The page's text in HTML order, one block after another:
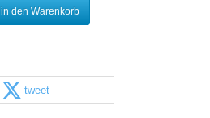
in den Warenkorb
tweet